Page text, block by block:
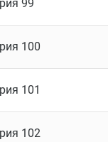
99
100
101
102